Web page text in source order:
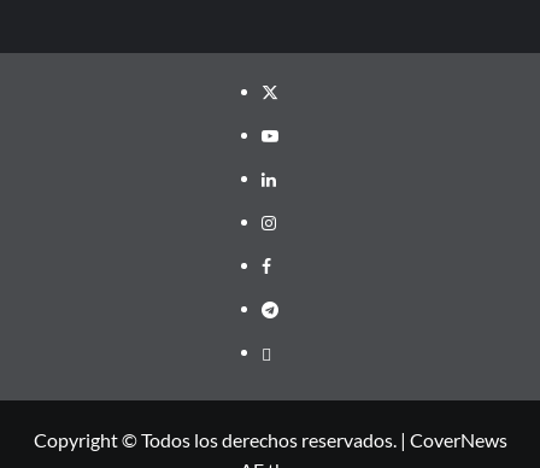
Twitter
YouTube
LinkedIn
Instagram
Facebook
Telegram
PayPal
Copyright © Todos los derechos reservados. | CoverNews